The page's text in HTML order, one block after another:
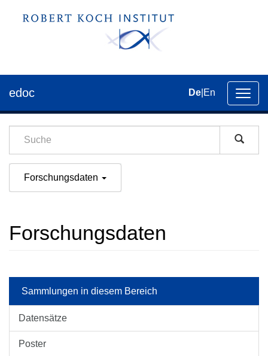
der
edoc De En
Forschungsdaten
Forschungsdaten
Sammlungen in diesem Bereich
Datensätze
Poster